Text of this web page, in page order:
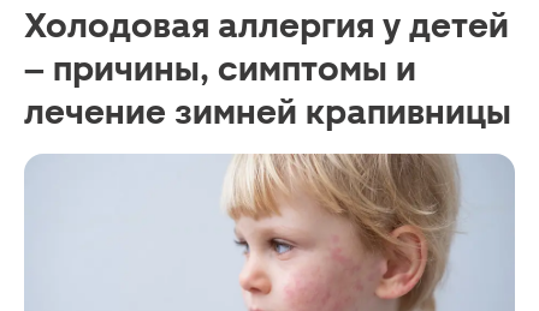
Холодовая аллергия у детей
– причины, симптомы и
лечение зимней крапивницы